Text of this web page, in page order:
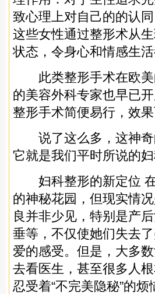
致心理上对自己的的认
这些女性通过整形术从
状态，令身心和情感生
此类整形手术在欧美
的美容外科专家也早已
整形手术简便易行，效
说了这么多，这神奇
它就是我们平时所说的妇
妇科整形的新定位 在
的神秘花园，但现实情
良并非少见，特别是产
垂等，不仅使她们失去
爱的感受。但是，大多
去看医生，甚至很多人
忍受着“不完美隐秘”的